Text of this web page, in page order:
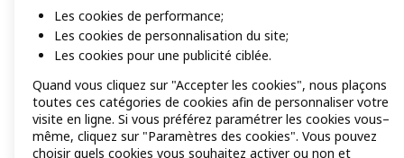
Les cookies de performance;
Les cookies de personnalisation du site;
Les cookies pour une publicité ciblée.
Quand vous cliquez sur "Accepter les cookies", nous plaçons
toutes ces catégories de cookies afin de personnaliser votre
visite en ligne. Si vous préférez paramétrer les cookies vous–
même, cliquez sur "Paramètres des cookies". Vous pouvez
choisir quels cookies vous souhaitez activer ou non et